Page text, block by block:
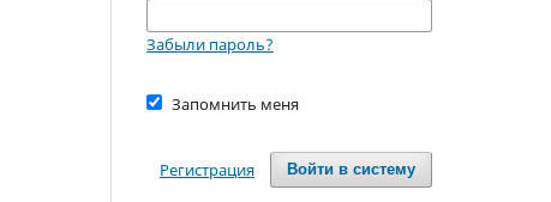
Забыли пароль?
Запомнить меня
Войти в систему
Регистрация